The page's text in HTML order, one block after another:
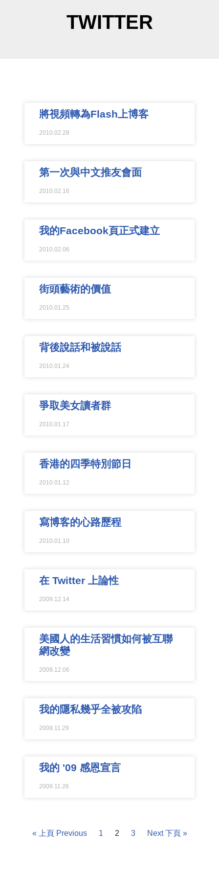
TWITTER
將視頻轉為Flash上博客
2010.02.28
第一次與中文推友會面
2010.02.16
我的Facebook頁正式建立
2010.02.06
街頭藝術的價值
2010.01.25
背後說話和被說話
2010.01.24
爭取美女讀者群
2010.01.17
香港的四季特別節日
2010.01.12
寫博客的心路歷程
2010.01.10
在 Twitter 上論性
2009.12.14
美國人的生活習慣如何被互聯
網改變
2009.12.06
我的隱私幾乎全被攻陷
2009.11.29
我的 '09 感恩宣言
2009.11.26
« 上頁 Previous 1 2 3 Next 下頁 »